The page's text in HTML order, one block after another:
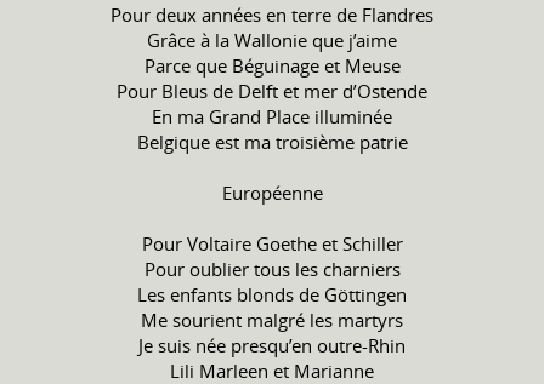
Pour deux années en terre de Flandres
Grâce à la Wallonie que j’aime
Parce que Béguinage et Meuse
Pour Bleus de Delft et mer d’Ostende
En ma Grand Place illuminée
Belgique est ma troisième patrie
Européenne
Pour Voltaire Goethe et Schiller
Pour oublier tous les charniers
Les enfants blonds de Göttingen
Me sourient malgré les martyrs
Je suis née presqu’en outre-Rhin
Lili Marleen et Marianne